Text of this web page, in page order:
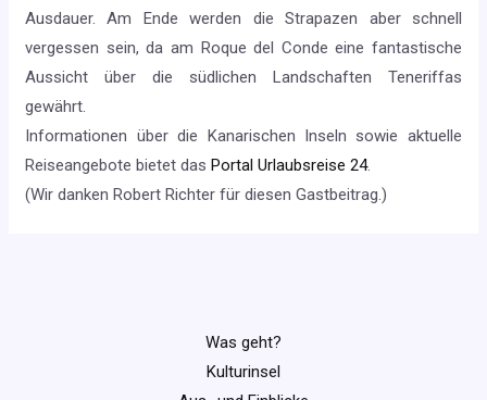
Ausdauer. Am Ende werden die Strapazen aber schnell
vergessen sein, da am Roque del Conde eine fantastische
Aussicht über die südlichen Landschaften Teneriffas
gewährt.
Informationen über die Kanarischen Inseln sowie aktuelle
Reiseangebote bietet dasPortal Urlaubsreise 24.
(Wir danken Robert Richter für diesen Gastbeitrag.)
Was geht?
Kulturinsel